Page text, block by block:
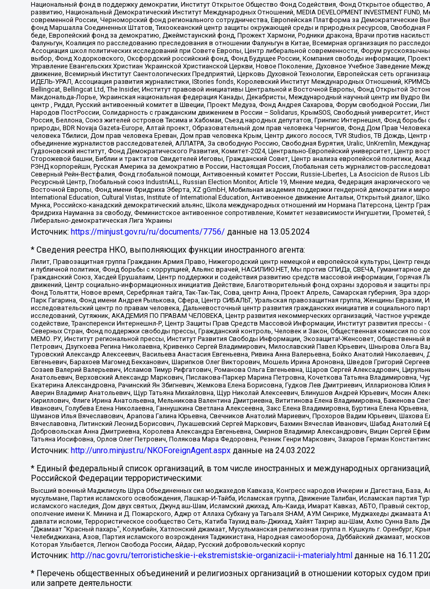
Национальный фонд в поддержку демократии, Институт Открытое Общество Фонд Содействия, Фонд Открытое общество,
развитию, Национальный Демократический Институт Международных Отношений, MEDIA DEVELOPMENT INVESTMENT
современной России, Черноморский фонд регионального сотрудничества, Европейская Платформа за Демократические
фонд Маршалла Соединенных Штатов, Тихоокеанский центр защиты окружающей среды и природных ресурсов, Свободная
беде, Европейский фонд за демократию, Джеймстаунский фонд, Прожект Хармони, Родники дракона, Врачи против
Фалуньгун, Коалиция по расследованию преследования в отношении Фалуньгун в Китае, Всемирная организация по
Ассоциация школ политических исследований при Совете Европы, Центр либеральной современности, Форум
выбор, Фонд Ходорковского, Оксфордский российский фонд, Фонд Будущее России, Компания свободы информации,
Управление Евангельских Христиан Украинской Христианской Церкви, Новое Поколение, Духовное Учебное Заведение
движение, Всемирный Институт Саентологических Предприятий, Церковь Духовной Технологии, Европейская сеть
ИДЕЛЬ-УРАЛ, Ассоциация развития журналистики, IStories fonds, Королевский Институт Международных Отношений,
Bellingcat, Bellingcat Ltd, The Insider, Институт правовой инициативы Центральной и Восточной Европы, Фонд Открытой
Макдональда-Лорье, Украинская национальная федерация Канады, Декабристы, Международный научный центр им Вудро
центр , Риддл, Русский антивоенный комитет в Швеции, Проект Медуза, Фонд Андрея Сахарова, Форум свободной России,
Народов ПостРоссии, Солидарность с гражданским движением в России – Solidarus, КрымSOS, Свободный университет,
Россия, Беллона, Союз жителей островов Тисима и Хабомаи, Съезд народных депутатов, Гринпис Интернешнл, Фонд
природы, BDR Novaja Gazeta-Europe, Алтай проект, Образовательный дом прав человека Чернигов, Фонд Дом Прав
человека Тбилиси, Дом прав человека Ереван, Дом прав человека Крым, Центр дикого лосося, TVR Studios, ТВ Дождь,
объединение журналистов расследователей, АЛЛАТРА, За свободную Россию, Свободная Бурятия, Uralic, UnKremlin,
Гудзоновский институт, Фонд Демократического Развития, Комитет-2024, Центрально-Европейский университет, Центр
Сторожевой башни, Библии и трактатов Свидетелей Иеговы, Гражданский Совет, Центр анализа европейской политики,
РЭНД корпорейшн, Русская Америка за демократию в России, Настоящая Россия, Глобальная сеть журналистов-
Северный Рейн-Вестфалия, Фонд глобальной помощи, Антивоенный комитет России, Russie-Libertes, La Asocicion de Rusos
Ресурсный Центр, Глобальный союз IndustriALL, Russian Election Monitor, Article 19, Мнение медиа, Федерация анархического
Восточной Европы, Фонд имени Фридриха Эберта, XZ gGmbH, Мобильная академия поддержки гендерной демократии и
International Education, Cultural Vistas, Institute of International Education, Антивоенное движение Антальи, Открытый диалог,
Мунка, Российско-канадский демократический альянс, Школа международных отношений им Нормана Патерсона, Центр
Фридриха Науманна за свободу, Феминистское антивоенное сопротивление, Комитет независимости Ингушетии,
Либерально-демократическая Лига Украины
Источник: https://minjust.gov.ru/ru/documents/7756/ данные на 13.05.2024
* Сведения реестра НКО, выполняющих функции иностранного агента:
Лилит, Правозащитная группа Гражданин.Армия.Право, Нижегородский центр немецкой и европейской культуры, Центр
и публичной политики, Фонд борьбы с коррупцией, Альянс врачей, НАСИЛИЮ.НЕТ, Мы против СПИДа, СВЕЧА, Гуманитарное
Гражданский Союз, Хасдей Ерушалаим, Центр поддержки и содействия развитию средств массовой информации, Горячая
движений, Центр социально-информационных инициатив Действие, Благотворительный фонд охраны здоровья и защиты
Фонд Тольятти, Новое время, Серебряная тайга, Так-Так-Так, Сова, центр Анна, Проект Апрель, Самарская губерния, Эра
Парк Гагарина, Фонд имени Андрея Рылькова, Сфера, Центр СИБАЛЬТ, Уральская правозащитная группа, Женщины Евразии,
исследовательский центр по правам человека, Дальневосточный центр развития гражданских инициатив и социального
исследований, Сутяжник, АКАДЕМИЯ ПО ПРАВАМ ЧЕЛОВЕКА, Центр развития некоммерческих организаций, Частное
содействие, Трансперенси Интернешнл-Р, Центр Защиты Прав Средств Массовой Информации, Институт развития прессы -
Северных Стран, Фонд поддержки свободы прессы, Гражданский контроль, Человек и Закон, Общественная комиссия по
МЕМО. РУ, Институт региональной прессы, Институт Развития Свободы Информации, Экозащита!-Женсовет, Общественный
Петрович, Дзугкоева Регина Николаевна, Кривенко Сергей Владимирович, Милославский Павел Юрьевич, Шнырова Ольга
Туровский Александр Алексеевич, Васильева Анастасия Евгеньевна, Ривина Анна Валерьевна, Бойко Анатолий
Евгеньевич, Барахоев Магомед Бекханович, Шарипков Олег Викторович, Мошель Ирина Ароновна, Шведов Григорий
Созаев Валерий Валерьевич, Исламов Тимур Рифгатович, Романова Ольга Евгеньевна, Щаров Сергей Алексадрович,
Анатольевич, Верховский Александр Маркович, Пислакова-Паркер Марина Петровна, Кочеткова Татьяна Владимировна,
Екатерина Александровна, Рачинский Ян Збигневич, Жемкова Елена Борисовна, Гудков Лев Дмитриевич, Илларионова Юлия
Аверин Владимир Анатольевич, Щур Татьяна Михайловна, Щур Николай Алексеевич, Блинушов Андрей Юрьевич, Мосин
Кириллович, Флиге Ирина Анатольевна, Мельникова Валентина Дмитриевна, Вититинова Елена Владимировна, Баженова
Иванович, Голубева Елена Николаевна, Ганнушкина Светлана Алексеевна, Закс Елена Владимировна, Буртина Елена
Шуманов Илья Вячеславович, Арапова Галина Юрьевна, Свечников Анатолий Мариевич, Прохоров Вадим Юрьевич, Шахова
Вячеславовна, Литинский Леонид Борисович, Лукашевский Сергей Маркович, Бахмин Вячеслав Иванович, Шабад Анатолий
Добровольская Анна Дмитриевна, Королева Александра Евгеньевна, Смирнов Владимир Александрович, Вицин Сергей
Татьяна Иосифовна, Орлов Олег Петрович, Полякова Мара Федоровна, Резник Генри Маркович, Захаров Герман
Источник: http://unro.minjust.ru/NKOForeignAgent.aspx данные на 24.03.2022
* Единый федеральный список организаций, в том числе иностранных и международных
Российской Федерации террористическими:
Высший военный Маджлисуль Шура Объединенных сил моджахедов Кавказа, Конгресс народов Ичкерии и Дагестана, База,
мусульмане, Партия исламского освобождения, Лашкар-И-Тайба, Исламская группа, Движение Талибан, Исламская партия
исламского наследия, Дом двух святых, Джунд аш-Шам, Исламский джихад, Аль-Каида, Имарат Кавказ, АБТО, Правый
ополчение имени К. Минина и Д. Пожарского, Аджр от Аллаха Субхану уа Тагьаля SHAM, АУМ Синрике, Муджахеды джамаата
давлати исломи, Террористическое сообщество Сеть, Катиба Таухид валь-Джихад, Хайят Тахрир аш-Шам, Ахлю Сунна Валь
“Джамаат “Красный пахарь”, Колумбайн, Хатлонский джамаат, Мусульманская религиозная группа п. Кушкуль г. Оренбург,
Челебиджихана, Азов, Партия исламского возрождения Таджикистана, Народная самооборона, Дуббайский джамаат,
Которая Улыбается, Легион Свобода России, Айдар, Русский добровольческий корпус
Источник: http://nac.gov.ru/terroristicheskie-i-ekstremistskie-organizacii-i-materialy.html данные на
* Перечень общественных объединений и религиозных организаций в отношении которых судом
или запрете деятельности: